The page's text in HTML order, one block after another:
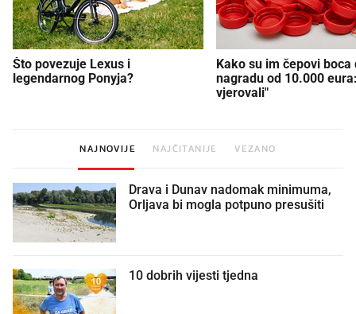
Što povezuje Lexus i
legendarnog Ponyja?
Kako su im čepovi boca
nagradu od 10.000
vjerovali"
NAJNOVIJE NAJČITANIJE VEZANO
Drava i Dunav nadomak minimuma,
Orljava bi mogla potpuno presušiti
10 dobrih vijesti tjedna